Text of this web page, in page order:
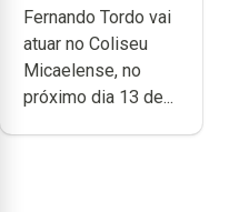
no Coliseu
Micaelense
Fernando Tordo vai
atuar no Coliseu
Micaelense, no
próximo dia 13 de...